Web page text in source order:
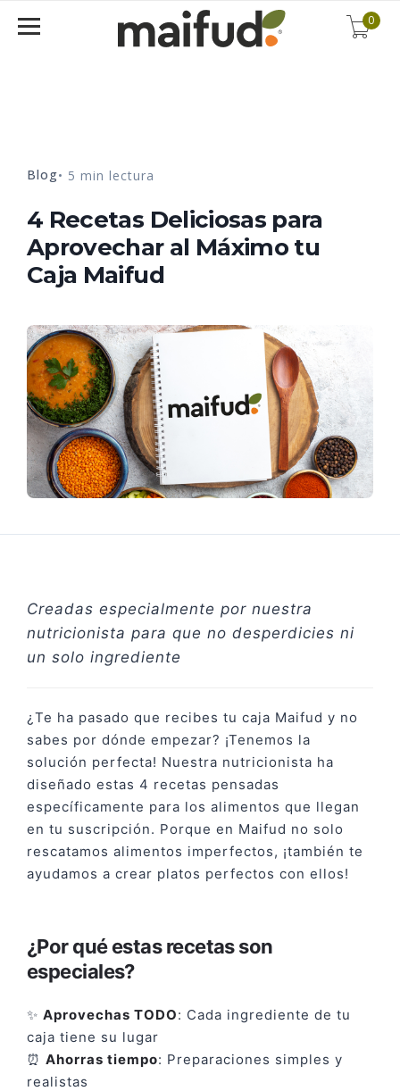
0
Blog• 5 min lectura
4 Recetas Deliciosas para
Aprovechar al Máximo tu
Caja Maifud
Creadas especialmente por nuestra
nutricionista para que no desperdicies ni
un solo ingrediente
¿Te ha pasado que recibes tu caja Maifud y no
sabes por dónde empezar? ¡Tenemos la
solución perfecta! Nuestra nutricionista ha
diseñado estas 4 recetas pensadas
específicamente para los alimentos que llegan
en tu suscripción. Porque en Maifud no solo
rescatamos alimentos imperfectos, ¡también te
ayudamos a crear platos perfectos con ellos!
¿Por qué estas recetas son
especiales?
✨ Aprovechas TODO: Cada ingrediente de tu
caja tiene su lugar
⏰ Ahorras tiempo: Preparaciones simples y
realistas